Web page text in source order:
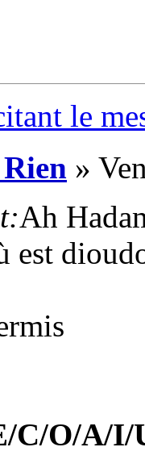
le
»
Ah
est
C/O/A/I/